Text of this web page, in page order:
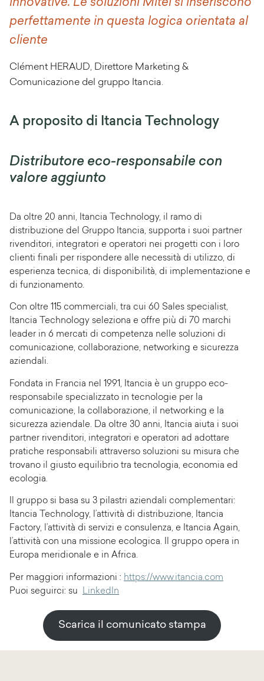
innovative. Le soluzioni Mitel si inseriscono
perfettamente in questa logica orientata al
cliente
Clément HERAUD, Direttore Marketing &
Comunicazione del gruppo Itancia.
A proposito di Itancia Technology
Distributore eco-responsabile con
valore aggiunto
Da oltre 20 anni, Itancia Technology, il ramo di
distribuzione del Gruppo Itancia, supporta i suoi partner
rivenditori, integratori e operatori nei progetti con i loro
clienti finali per rispondere alle necessità di utilizzo, di
esperienza tecnica, di disponibilità, di implementazione e
di funzionamento.
Con oltre 115 commerciali, tra cui 60 Sales specialist,
Itancia Technology seleziona e offre più di 70 marchi
leader in 6 mercati di competenza nelle soluzioni di
comunicazione, collaborazione, networking e sicurezza
aziendali.
Fondata in Francia nel 1991, Itancia è un gruppo eco-
responsabile specializzato in tecnologie per la
comunicazione, la collaborazione, il networking e la
sicurezza aziendale. Da oltre 30 anni, Itancia aiuta i suoi
partner rivenditori, integratori e operatori ad adottare
pratiche responsabili attraverso soluzioni su misura che
trovano il giusto equilibrio tra tecnologia, economia ed
ecologia.
Il gruppo si basa su 3 pilastri aziendali complementari:
Itancia Technology, l’attività di distribuzione, Itancia
Factory, l’attività di servizi e consulenza, e Itancia Again,
l’attività con una missione ecologica. Il gruppo opera in
Europa meridionale e in Africa.
Per maggiori informazioni : https://www.itancia.com
Puoi seguirci: su
LinkedIn
Scarica il comunicato stampa